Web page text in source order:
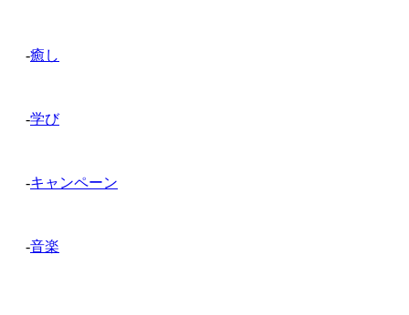
-癒し
-学び
-キャンペーン
-音楽